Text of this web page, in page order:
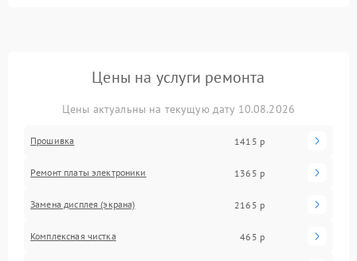
Цены на услуги ремонта
Цены актуальны на текущую дату 10.08.2026
Прошивка 1415 р
Ремонт платы электроники 1365 р
Замена дисплея (экрана) 2165 р
Комплексная чистка 465 р